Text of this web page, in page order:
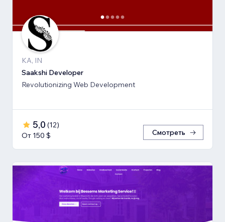
KA, IN
Saakshi Developer
Revolutionizing Web Development
5,0 (12)
От 150 $
Смотреть